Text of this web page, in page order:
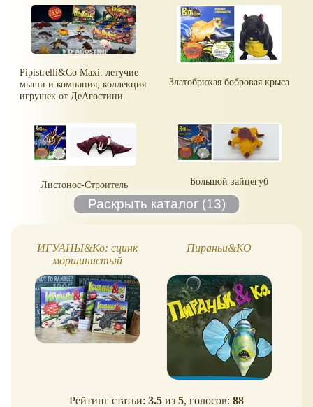
Pipistrelli&Co Maxi: летучие
мыши и компания, коллекция
игрушек от ДеАгостини.
Златобрюхая бобровая крыса
Листонос-Строитель Большой зайцегуб
ИГУАНЫ&Ко: сцинк
морщинистый
Пираньи&КО
Рейтинг статьи: 3.5 из 5, голосов: 88